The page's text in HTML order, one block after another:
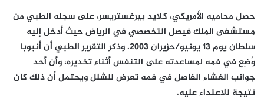
حصل محاميه الأمريكي، كلايد بيرغستريسر، على سجله الطبي من
مستشفى الملك فيصل التخصصي في الرياض حيث أدخل إليه
سلطان يوم 13 يونيو/حزيران 2003. وذكر التقرير الطبي أن أنبوبا
وُضِع في فمه لمساعدته على التنفس أثناء تخديره، وأن أحد
جوانب الغشاء الفاصل في فمه تعرض للشلل ويحتمل أن ذلك كان
نتيجة للاعتداء عليه.